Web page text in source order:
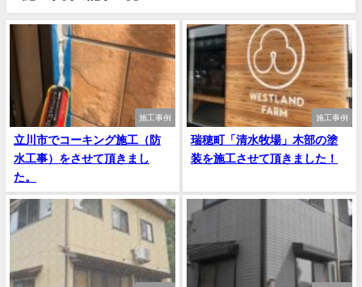
施工事例
立川市でコーキング施工（防
水工事）をさせて頂きまし
た。
施工事例
瑞穂町「清水牧場」木部の塗
装を施工させて頂きました！